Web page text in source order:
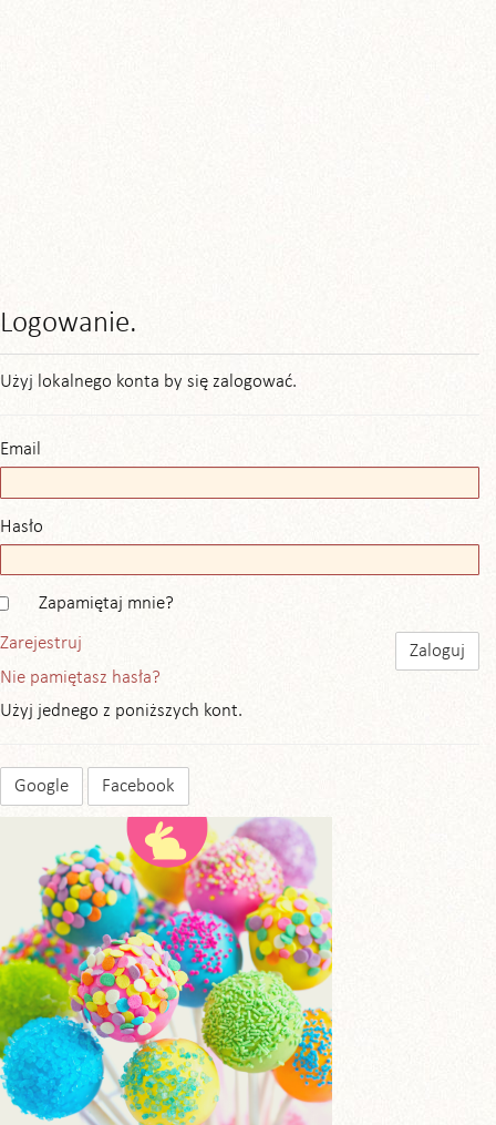
Logowanie.
Użyj lokalnego konta by się zalogować.
Email
Hasło
Zapamiętaj mnie?
Zarejestruj
Nie pamiętasz hasła?
Użyj jednego z poniższych kont.
Google Facebook